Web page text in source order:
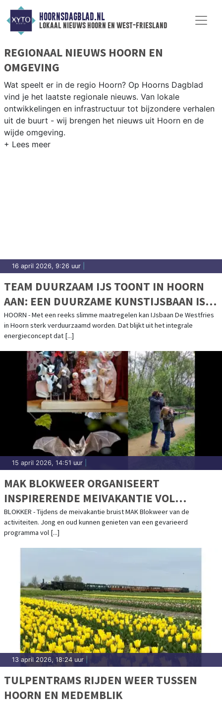
HOORNSDAGBLAD.NL
lokaal nieuws hoorn en west-friesland
REGIONAAL NIEUWS HOORN EN
OMGEVING
Wat speelt er in de regio Hoorn? Op Hoorns Dagblad
vind je het laatste regionale nieuws. Van lokale
ontwikkelingen en infrastructuur tot bijzondere verhalen
uit de buurt - wij brengen het nieuws uit Hoorn en de
wijde omgeving.
16 april 2026, 9:26 uur
TEAM DUURZAAM IJS TOONT IN HOORN
AAN: EEN DUURZAME KUNSTIJSBAAN IS
HAALBAAR ÉN BETAALBAAR
HOORN - Met een reeks slimme maatregelen kan IJsbaan De Westfries
in Hoorn sterk verduurzaamd worden. Dat blijkt uit het integrale
energieconcept dat [...]
15 april 2026, 14:51 uur
MAK BLOKWEER ORGANISEERT
INSPIRERENDE MEIVAKANTIE VOL
NATUURBELEVING
BLOKKER - Tijdens de meivakantie bruist MAK Blokweer van de
activiteiten. Jong en oud kunnen genieten van een gevarieerd
programma vol [...]
13 april 2026, 18:24 uur
TULPENTRAMS RIJDEN WEER TUSSEN
HOORN EN MEDEMBLIK